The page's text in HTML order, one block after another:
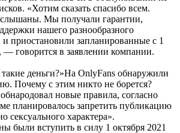
«Хотим сказать спасибо всем.
Мы получали гарантии,
нашего разнообразного
и приостановили запланированные с 1
— говорится в заявлении компании.
деньги?»На OnlyFans обнаружили
Почему с этим никто не борется?
новые правила, согласно
планировалось запретить публикацию
сексуального характера».
были вступить в силу 1 октября 2021